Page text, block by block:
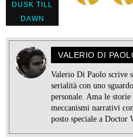
DUSK TILL
DAWN
VALERIO DI
Valerio Di Paolo scrive
serialità con uno
personale. Ama le
meccanismi narrativi
posto speciale a Doctor